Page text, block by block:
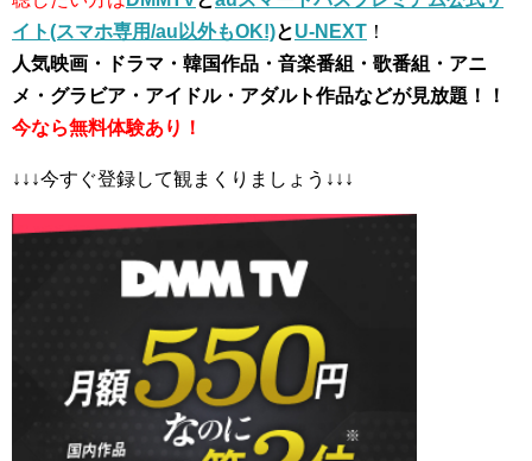
イト(スマホ専用/au以外もOK!)とU-NEXT ！
人気映画・ドラマ・韓国作品・音楽番組・歌番組・アニ
メ・グラビア・アイドル・アダルト作品などが見放題！！
今なら無料体験あり！
↓↓↓今すぐ登録して観まくりましょう↓↓↓